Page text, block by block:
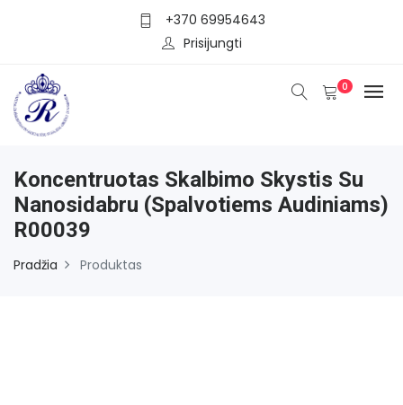
+370 69954643
Prisijungti
0
Koncentruotas Skalbimo Skystis Su
Nanosidabru (spalvotiems Audiniams)
R00039
Pradžia Produktas